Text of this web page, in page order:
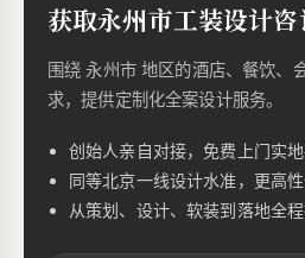
获取永州市工装设计
围绕 永州市 地区的酒店、餐饮、
求，提供定制化全案设计服务。
创始人亲自对接，免费上门实
同等北京一线设计水准，更高
从策划、设计、软装到落地全